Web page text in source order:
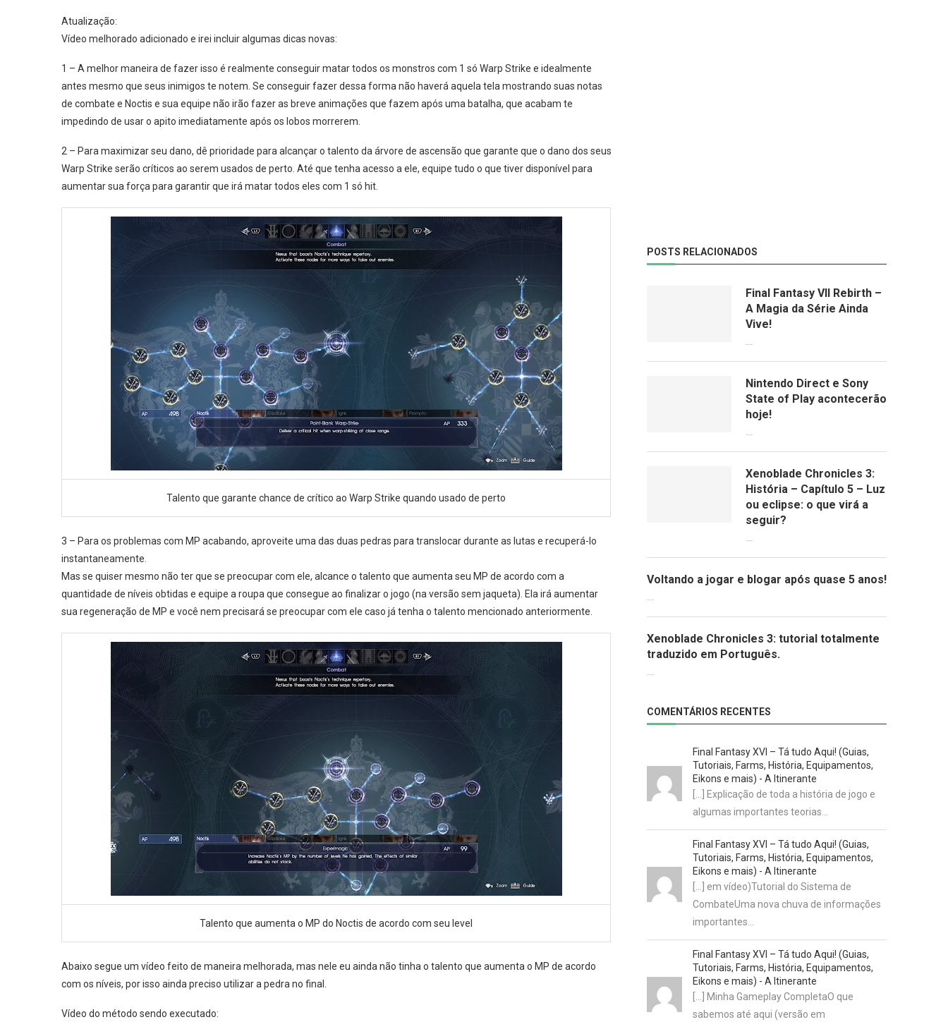
Atualização:
Vídeo melhorado adicionado e irei incluir algumas dicas novas:
1 – A melhor maneira de fazer isso é realmente conseguir matar todos os monstros com 1 só Warp Strike e idealmente
antes mesmo que seus inimigos te notem. Se conseguir fazer dessa forma não haverá aquela tela mostrando suas notas
de combate e Noctis e sua equipe não irão fazer as breve animações que fazem após uma batalha, que acabam te
impedindo de usar o apito imediatamente após os lobos morrerem.
2 – Para maximizar seu dano, dê prioridade para alcançar o talento da árvore de ascensão que garante que o dano dos seus
Warp Strike serão críticos ao serem usados de perto. Até que tenha acesso a ele, equipe tudo o que tiver disponível para
aumentar sua força para garantir que irá matar todos eles com 1 só hit.
Talento que garante chance de crítico ao Warp Strike quando usado de perto
3 – Para os problemas com MP acabando, aproveite uma das duas pedras para translocar durante as lutas e recuperá-lo
instantaneamente.
Mas se quiser mesmo não ter que se preocupar com ele, alcance o talento que aumenta seu MP de acordo com a
quantidade de níveis obtidas e equipe a roupa que consegue ao finalizar o jogo (na versão sem jaqueta). Ela irá aumentar
sua regeneração de MP e você nem precisará se preocupar com ele caso já tenha o talento mencionado anteriormente.
Talento que aumenta o MP do Noctis de acordo com seu level
Abaixo segue um vídeo feito de maneira melhorada, mas nele eu ainda não tinha o talento que aumenta o MP de acordo
com os níveis, por isso ainda preciso utilizar a pedra no final.
Vídeo do método sendo executado:
POSTS RELACIONADOS
Final Fantasy VII Rebirth –
A Magia da Série Ainda
Vive!
Nintendo Direct e Sony
State of Play acontecerão
hoje!
Xenoblade Chronicles 3:
História – Capítulo 5 – Luz
ou eclipse: o que virá a
seguir?
Voltando a jogar e blogar após quase 5 anos!
Xenoblade Chronicles 3: tutorial totalmente
traduzido em Português.
COMENTÁRIOS RECENTES
Final Fantasy XVI – Tá tudo Aqui! (Guias,
Tutoriais, Farms, História, Equipamentos,
Eikons e mais) - A Itinerante
[…] Explicação de toda a história de jogo e
algumas importantes teorias…
Final Fantasy XVI – Tá tudo Aqui! (Guias,
Tutoriais, Farms, História, Equipamentos,
Eikons e mais) - A Itinerante
[…] em vídeo)Tutorial do Sistema de
CombateUma nova chuva de informações
importantes…
Final Fantasy XVI – Tá tudo Aqui! (Guias,
Tutoriais, Farms, História, Equipamentos,
Eikons e mais) - A Itinerante
[…] Minha Gameplay CompletaO que
sabemos até aqui (versão em